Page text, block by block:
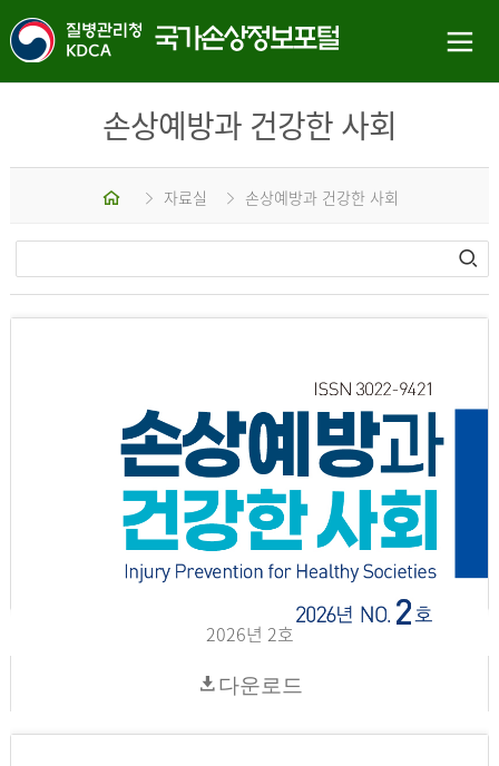
손상예방과 건강한 사회
홈 자료실 손상예방과 건강한 사회
2026년 2호
다운로드